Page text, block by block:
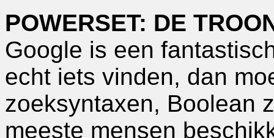
POWERSET: DE
Google is een
echt iets vinden, dan
zoeksyntaxen, Boolean
meeste mensen